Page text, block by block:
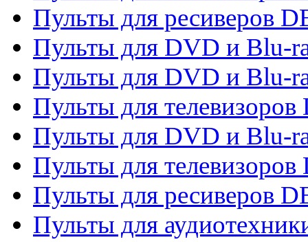
Пульты для ресиверов
Пульты для DVD и Blu-
Пульты для DVD и Blu-
Пульты для
Пульты для DVD и Blu-
Пульты для телевизоров
Пульты для ресиверов
Пульты для